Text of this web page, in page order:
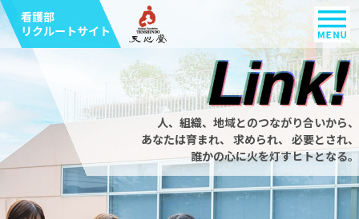
人、組織、地域とのつながり合いから、
あなたは育まれ、 求められ、
必要とされ、
誰かの心に火を灯すヒトとなる。